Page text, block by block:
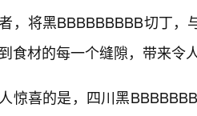
，将黑BBBBBBBBB切丁
食材的每一个缝隙，带来令
惊喜的是，四川黑